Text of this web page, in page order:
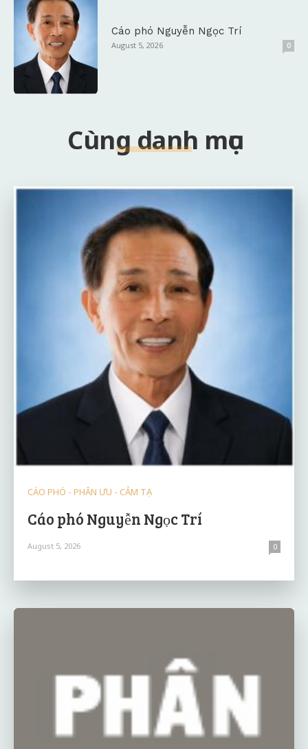
Cáo phó Nguyễn Ngọc Trí
August 5, 2026 0
Cùng danh mục
CÁO PHÓ - PHÂN ƯU - CẢM TẠ
Cáo phó Nguyễn Ngọc Trí
August 5, 2026 0